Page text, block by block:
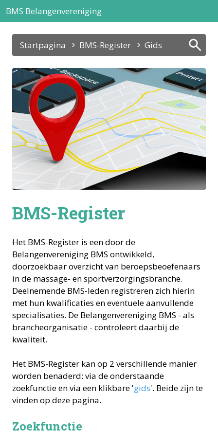
BMS Belangenvereniging
Startpagina BMS-Register Gids
BMS-Register
Het BMS-Register is een door de
Belangenvereniging BMS ontwikkeld,
doorzoekbaar overzicht van beroepsbeoefenaars
in de massage- en sportverzorgingsbranche.
Deelnemende BMS-leden registreren zich hierin
met hun kwalificaties en eventuele aanvullende
specialisaties. De Belangenvereniging BMS - als
brancheorganisatie - controleert daarbij de
kwaliteit.
Het BMS-Register kan op 2 verschillende manier
worden benaderd: via de onderstaande
zoekfunctie en via een klikbare 'gids'. Beide zijn te
vinden op deze pagina.
Zoekfunctie